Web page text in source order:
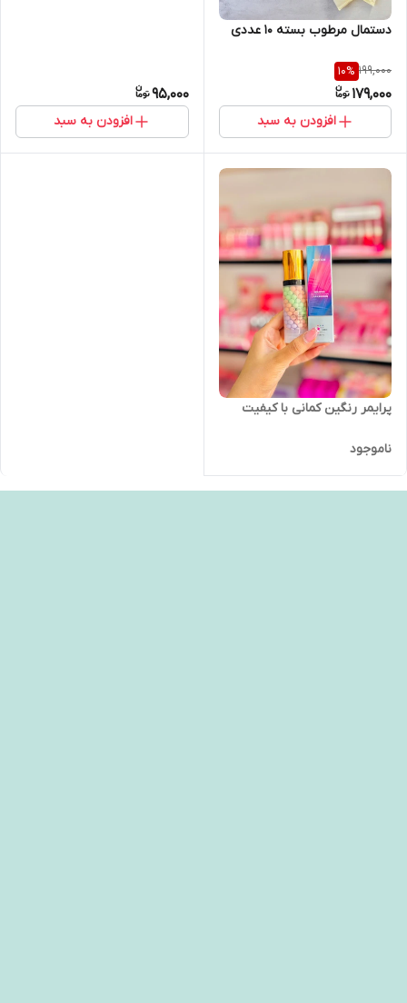
دستمال مرطوب بسته ۱۰ عددی
199,000
10%
179,000
افزودن به سبد
95,000
افزودن به سبد
پرایمر رنگین کمانی با کیفیت
ناموجود